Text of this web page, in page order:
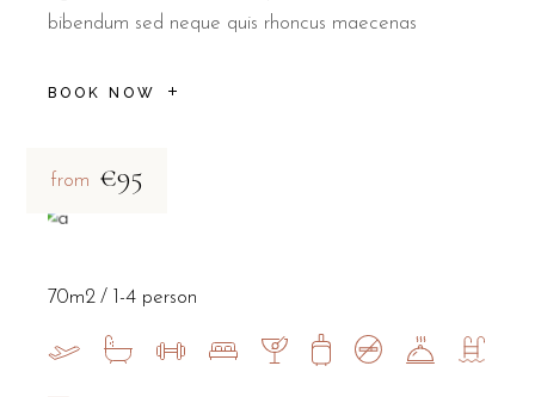
bibendum sed neque quis rhoncus maecenas
BOOK NOW
from €95
70m2 1-4 person